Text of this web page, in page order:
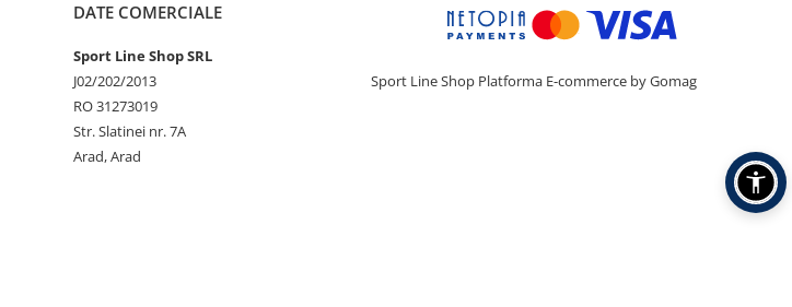
DATE COMERCIALE
Sport Line Shop SRL
J02/202/2013
RO 31273019
Str. Slatinei nr. 7A
Arad, Arad
Sport Line Shop Platforma E-commerce by Gomag